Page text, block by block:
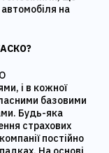
на
і в кожної
базовими
Будь-яка
страхових
постійно